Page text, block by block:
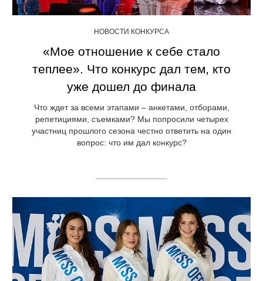
НОВОСТИ КОНКУРСА
«Мое отношение к себе стало
теплее». Что конкурс дал тем, кто
уже дошел до финала
Что ждет за всеми этапами – анкетами, отборами,
репетициями, съемками? Мы попросили четырех
участниц прошлого сезона честно ответить на один
вопрос: что им дал конкурс?